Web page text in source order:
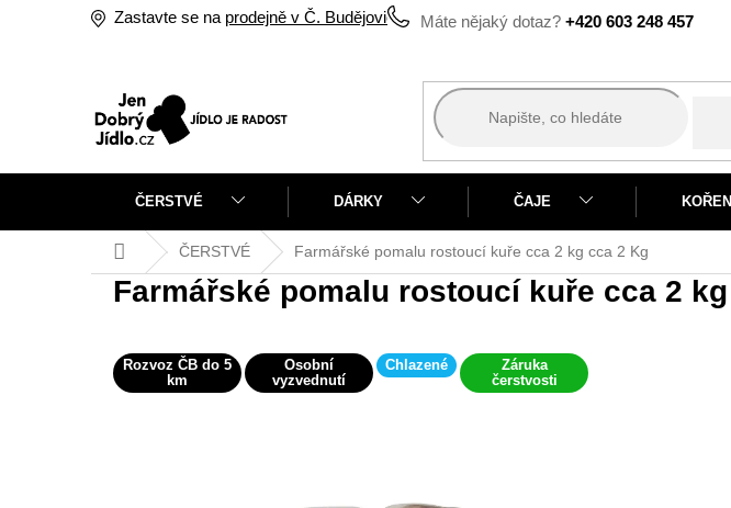
+420 603 248 457
Zastavte se na prodejně v Č. Budějovicích
ČERSTVÉ DÁRKY ČAJE KOŘENÍ
Domů ČERSTVÉ Farmářské pomalu rostoucí kuře cca 2 kg cca 2 Kg
Farmářské pomalu rostoucí kuře cca 2 kg
Rozvoz ČB do 5
km
Osobní
vyzvednutí
Chlazené
Záruka
čerstvosti